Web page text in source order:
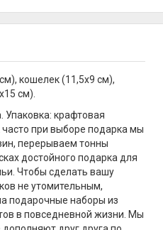
кошелек (11,5х9 см),
см).
Упаковка: крафтовая
часто при выборе подарка мы
перерываем тонны
достойного подарка для
Чтобы сделать вашу
не утомительным,
подарочные наборы из
в повседневной жизни. Мы